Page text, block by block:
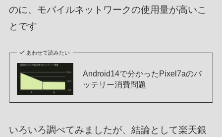
のに、モバイルネットワークの使用量が高いこ
とです
あわせて読みたい
Android14で分かったPixel7aのバ
ッテリー消費問題
いろいろ調べてみましたが、結論として楽天銀